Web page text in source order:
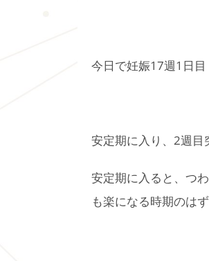
今日で妊娠17週1日
安定期に入り、2週
安定期に入ると、つ
も楽になる時期のは